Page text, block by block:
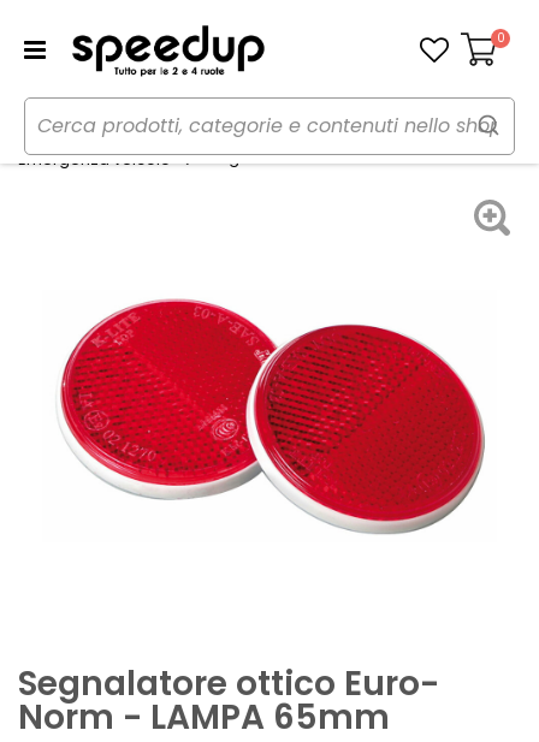
Carrello
0
Home Auto
Emergenza e sicurezza
Emergenza veicolo
Segnalatore ottico Euro-Norm - LAMPA
Segnalatore ottico Euro-
Norm - LAMPA 65mm